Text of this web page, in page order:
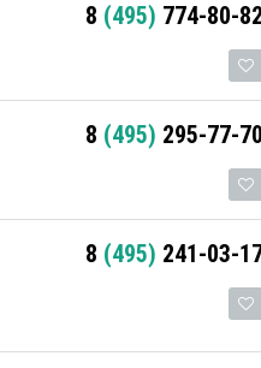
8 (495) 774-80-82
8 (495) 295-77-70
8 (495) 241-03-